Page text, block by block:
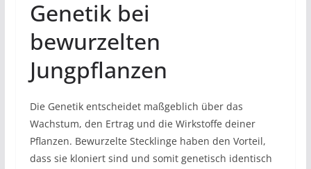
Genetik bei
bewurzelten
Jungpflanzen
Die Genetik entscheidet maßgeblich über das
Wachstum, den Ertrag und die Wirkstoffe deiner
Pflanzen. Bewurzelte Stecklinge haben den Vorteil,
dass sie kloniert sind und somit genetisch identisch